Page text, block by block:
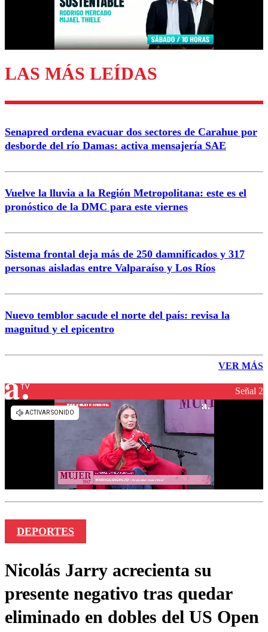
Enviar comentario
LAS MÁS LEÍDAS
Senapred ordena evacuar dos sectores de Carahue por
desborde del río Damas: activa mensajería SAE
Vuelve la lluvia a la Región Metropolitana: este es el
pronóstico de la DMC para este viernes
Sistema frontal deja más de 250 damnificados y 317
personas aisladas entre Valparaíso y Los Ríos
Nuevo temblor sacude el norte del país: revisa la
magnitud y el epicentro
VER MÁS
Señal 2
DEPORTES
Nicolás Jarry acrecienta su
presente negativo tras quedar
eliminado en dobles del US Open